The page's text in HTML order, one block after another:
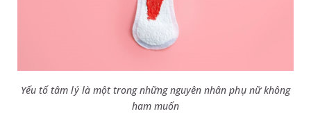
Yếu tố tâm lý là một trong những nguyên nhân phụ nữ không
ham muốn